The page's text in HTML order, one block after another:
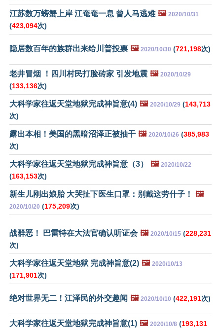
江苏数万螃蟹上岸 江奄奄一息 曾人马逃难 🖼️ 2020/10/31
(423,094次)
隐居数百年的族群出来给川普投票 🖼️ 2020/10/30 (721,198次)
老井冒烟 ！四川村民打脸砖家 引发地震 🖼️ 2020/10/29
(133,136次)
大科学家往返天堂地狱完成神旨意(4) 🖼️ 2020/10/29 (143,713
次)
露出本相！美国的黑暗沼泽正被抽干 🖼️ 2020/10/26 (385,983
次)
大科学家往返天堂地狱完成神旨意（3） 🖼️ 2020/10/22
(163,153次)
新生儿刚出娘胎 大哭扯下医生口罩：别戴这劳什子！ 🖼️
2020/10/20 (175,209次)
战群恶！ 巴雷特在大法官确认听证会 🖼️ 2020/10/15 (228,231
次)
大科学家往返天堂地狱 完成神旨意(2) 🖼️ 2020/10/13
(171,901次)
绝对世界无二！江泽民的外交趣闻 🖼️ 2020/10/10 (422,191次)
大科学家往返天堂地狱完成神旨意(1) 🖼️ 2020/10/8 (193,131